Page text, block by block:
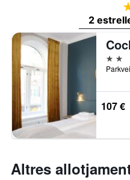
2
2
107 €
Altres